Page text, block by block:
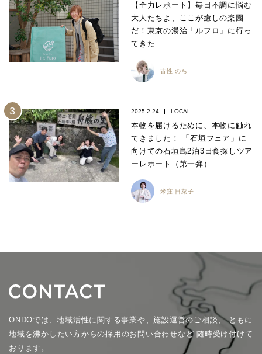
【全力レポート】毎日不調に悩む
大人たちよ、ここが癒しの楽園
だ！東京の湯治「ルフロ」に行っ
てきた
古性 のち
2025.2.24 LOCAL
本物を届けるために、本物に触れ
てきました！ 「石垣フェア」に
向けての石垣島2泊3日食探しツア
ーレポート（第一弾）
米窪 日菜子
ONDOでは、地域活性に関する事業や、施設運営のご相談、ともに
地域を沸かしたい方からの採用のお問い合わせなど 随時受け付けて
おります。